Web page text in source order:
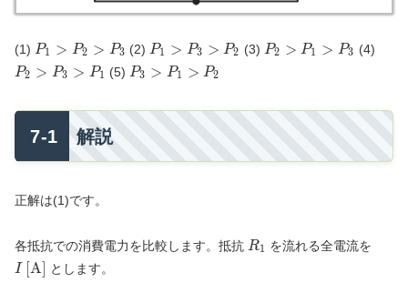
(1) P_1
&gt;
P_2
P1 > P2 > P3 (2) P_1
&gt;
P_3
P1 > P3 > P2 (3) P_2
P2 > P1 > P3 (4)
P_1
P2 > P3 > P1 (5) P_3
P_1
P3 > P1 > P2
解説
正解は(1)です。
各抵抗での消費電力を比較します。抵抗 R_1
R1 を流れる全電流を
I[A] とします。